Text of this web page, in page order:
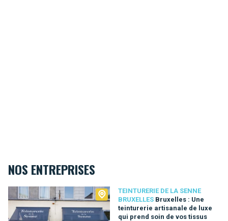
NOS ENTREPRISES
TEINTURERIE DE LA SENNE
BRUXELLES Bruxelles : Une
teinturerie artisanale de luxe
qui prend soin de vos tissus
Teinturerie de la Senne Bruxelles